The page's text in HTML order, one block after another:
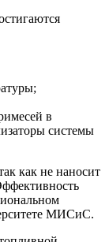
в
системы
как не наносит
МИСиС.